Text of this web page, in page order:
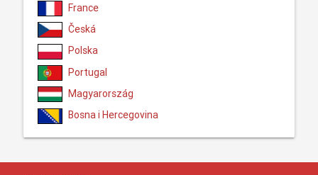
France
Česká
Polska
Portugal
Magyarország
Bosna i Hercegovina